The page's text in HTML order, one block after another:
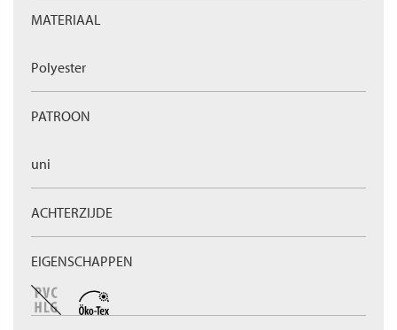
MATERIAAL
Polyester
PATROON
uni
ACHTERZIJDE
EIGENSCHAPPEN